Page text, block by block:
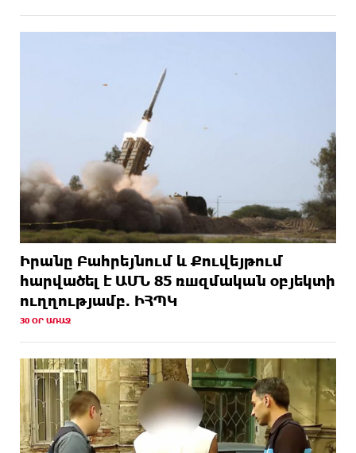
Իրանը Բահրեյնում և Քուվեյթում
hարվածել է ԱՄՆ 85 ռшզմական օբյեկտի
ուղղությամբ. ԻՀՊԿ
30 ՕՐ ԱՌԱՋ